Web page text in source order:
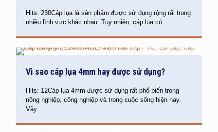
Hits: 230Cáp lụa là sản phẩm được sử dụng rộng rãi trong
nhiều lĩnh vực khác nhau. Tuy nhiên, cáp lụa có …
Vì sao cáp lụa 4mm hay được sử dụng?
Hits: 12Cáp lụa 4mm được sử dụng rất phổ biến trong
nông nghiệp, công nghiệp và trong cuộc sống hiện nay.
Vậy …